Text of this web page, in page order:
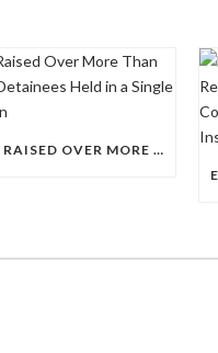
QUESTIONS RAISED OVER MORE THAN 100 CHRISTIAN DETAINEES HELD IN A SINGLE EGYPTIAN PRISON